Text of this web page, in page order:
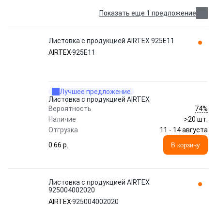
Показать еще 1 предложение
Листовка с продукцией AIRTEX 925E11
AIRTEX925E11
Лучшее предложение
Листовка с продукцией AIRTEX
Вероятность
74%
Наличие
>20 шт.
Отгрузка
11 - 14 августа
0.66 p.
В корзину
Листовка с продукцией AIRTEX
925004002020
AIRTEX925004002020